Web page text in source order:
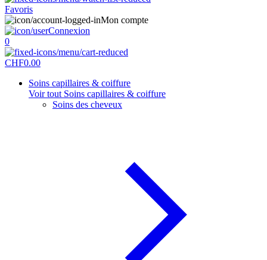
Favoris
Mon compte
Connexion
0
CHF0.00
Soins capillaires & coiffure
Voir tout Soins capillaires & coiffure
Soins des cheveux